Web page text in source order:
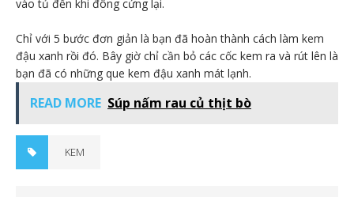
vào tủ đến khi đông cứng lại.
Chỉ với 5 bước đơn giản là bạn đã hoàn thành cách làm kem
đậu xanh rồi đó. Bây giờ chỉ cần bỏ các cốc kem ra và rút lên là
bạn đã có những que kem đậu xanh mát lạnh.
READ MORE Súp nấm rau củ thịt bò
KEM